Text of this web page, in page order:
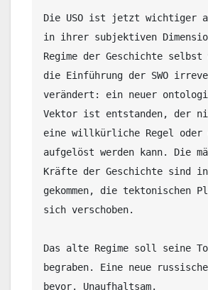
Die USO ist jetzt wichtiger
in ihrer subjektiven
Regime der Geschichte selbst
die Einführung der SWO
verändert: ein neuer
Vektor ist entstanden, der
eine willkürliche Regel oder
aufgelöst werden kann. Die
Kräfte der Geschichte sind
gekommen, die tektonischen
sich verschoben.
Das alte Regime soll seine
begraben. Eine neue
bevor. Unaufhaltsam.